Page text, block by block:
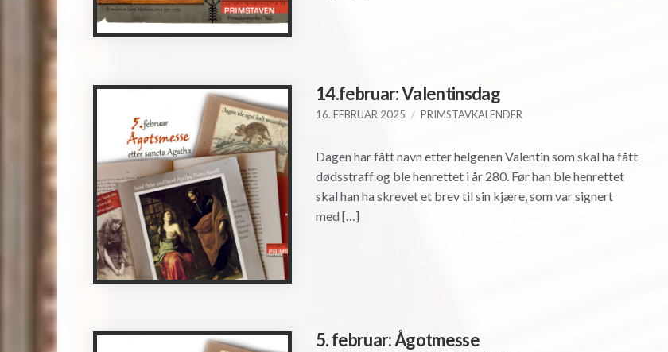
14.februar: Valentinsdag
16. FEBRUAR 2025 PRIMSTAVKALENDER
Dagen har fått navn etter helgenen Valentin som skal ha fått
dødsstraff og ble henrettet i år 280. Før han ble henrettet
skal han ha skrevet et brev til sin kjære, som var signert
med […]
5. februar: Ågotmesse